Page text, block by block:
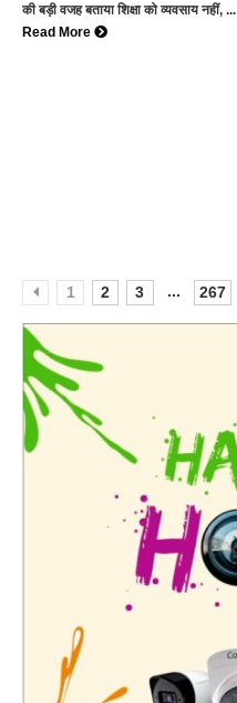
की बड़ी वजह बताया शिक्षा को व्यवसाय नहीं, ...
Read More
1 2 3 ... 267